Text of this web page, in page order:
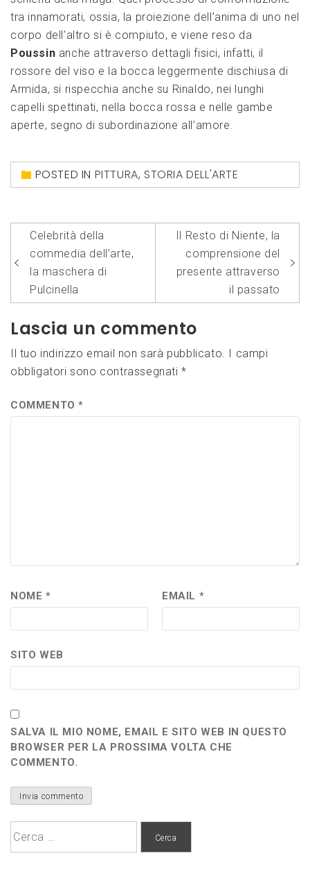
tra innamorati, ossia, la proiezione dell’anima di uno nel
corpo dell’altro si è compiuto, e viene reso da
Poussin anche attraverso dettagli fisici, infatti, il
rossore del viso e la bocca leggermente dischiusa di
Armida, si rispecchia anche su Rinaldo, nei lunghi
capelli spettinati, nella bocca rossa e nelle gambe
aperte, segno di subordinazione all’amore.
POSTED IN PITTURA, STORIA DELL'ARTE
Navigazione
articoli
Celebrità della
commedia dell’arte,
la maschera di
Pulcinella
Il Resto di Niente, la
comprensione del
presente attraverso
il passato
Lascia un commento
Il tuo indirizzo email non sarà pubblicato. I campi
obbligatori sono contrassegnati*
COMMENTO*
NOME * EMAIL *
SITO WEB
SALVA IL MIO NOME, EMAIL E SITO WEB IN QUESTO
BROWSER PER LA PROSSIMA VOLTA CHE
COMMENTO.
Ricerca